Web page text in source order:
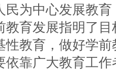
民为中心发展教
教育发展指明了
性教育，做好学
依靠广大教育工